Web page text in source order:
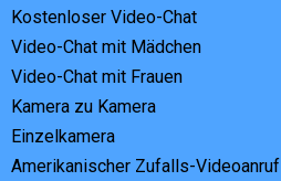
Kostenloser Video-Chat
Video-Chat mit Mädchen
Video-Chat mit Frauen
Kamera zu Kamera
Einzelkamera
Amerikanischer Zufalls-Videoanruf